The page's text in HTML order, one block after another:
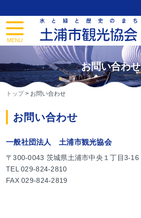
content
toggle
navigation
MENU
お問い合わせ
トップ> お問い合わせ
お問い合わせ
一般社団法人 土浦市観光協会
〒300-0043 茨城県土浦市中央１丁目3-16
TEL 029-824-2810
FAX 029-824-2819